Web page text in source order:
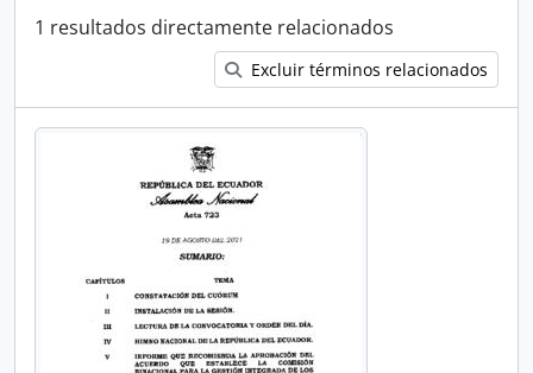
1 resultados directamente relacionados
Excluir términos relacionados